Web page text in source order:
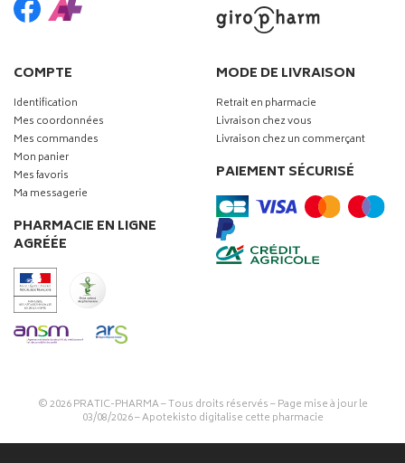
COMPTE
Identification
Mes coordonnées
Mes commandes
Mon panier
Mes favoris
Ma messagerie
PHARMACIE EN LIGNE
AGRÉÉE
MODE DE LIVRAISON
Retrait en pharmacie
Livraison chez vous
Livraison chez un commerçant
PAIEMENT SÉCURISÉ
© 2026PRATIC-PHARMA– Tous droits réservés – Page mise à jour le
03/08/2026 –Apotekisto digitalise cette pharmacie